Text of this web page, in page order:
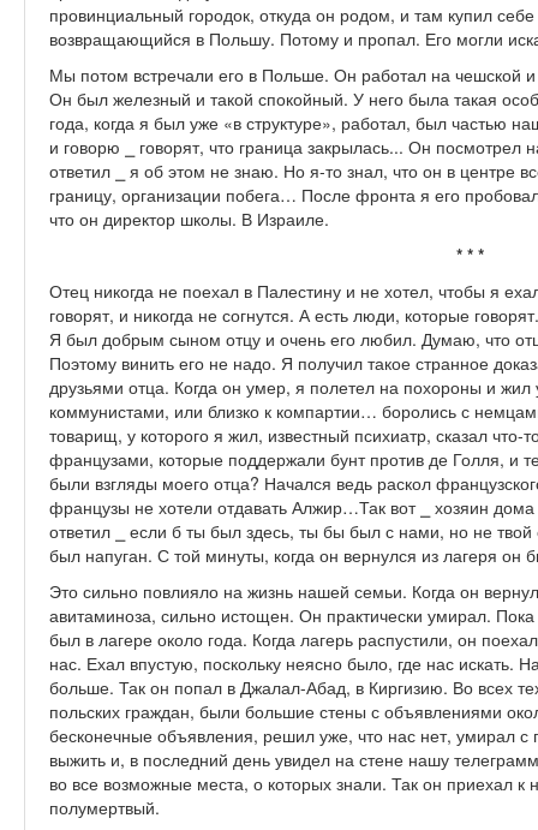
провинциальный городок, откуда он родом, и там купил
возвращающийся в Польшу. Потому и пропал. Его могли
Мы потом встречали его в Польше. Он работал на чешской
Он был железный и такой спокойный. У него была такая
года, когда я был уже «в структуре», работал, был частью
и говорю ⎯ говорят, что граница закрылась... Он посмотрел
ответил ⎯ я об этом не знаю. Но я-то знал, что он в центре
границу, организации побега… После фронта я его
что он директор школы. В Израиле.
* * *
Отец никогда не поехал в Палестину и не хотел, чтобы я
говорят, и никогда не согнутся. А есть люди, которые
Я был добрым сыном отцу и очень его любил. Думаю, что
Поэтому винить его не надо. Я получил такое странное
друзьями отца. Когда он умер, я полетел на похороны и
коммунистами, или близко к компартии… боролись с
товарищ, у которого я жил, известный психиатр, сказал
французами, которые поддержали бунт против де Голля, и
были взгляды моего отца? Начался ведь раскол
французы не хотели отдавать Алжир…Так вот ⎯ хозяин
ответил ⎯ если б ты был здесь, ты бы был с нами, но не
был напуган. С той минуты, когда он вернулся из лагеря он
Это сильно повлияло на жизнь нашей семьи. Когда он
авитаминоза, сильно истощен. Он практически умирал.
был в лагере около года. Когда лагерь распустили, он
нас. Ехал впустую, поскольку неясно было, где нас искать.
больше. Так он попал в Джалал-Абад, в Киргизию. Во всех
польских граждан, были большие стены с объявлениями
бесконечные объявления, решил уже, что нас нет, умирал
выжить и, в последний день увидел на стене нашу
во все возможные места, о которых знали. Так он приехал
полумертвый.